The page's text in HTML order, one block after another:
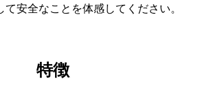
安全なことを体感してください。
特徴